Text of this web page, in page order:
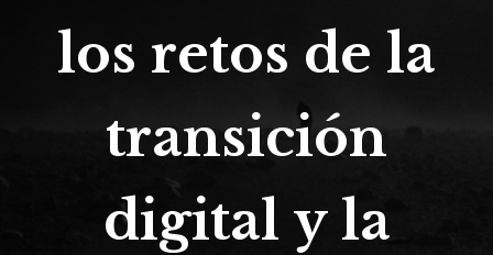
los retos de la
transición
digital y la